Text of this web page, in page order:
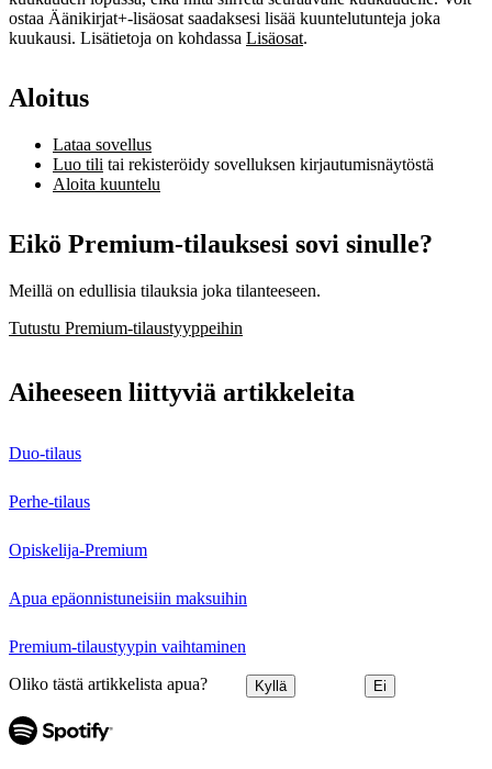
ostaa Äänikirjat+‑lisäosat saadaksesi lisää kuuntelutunteja joka
kuukausi. Lisätietoja on kohdassa Lisäosat.
Aloitus
Lataa sovellus
Luo tili tai rekisteröidy sovelluksen kirjautumisnäytöstä
Aloita kuuntelu
Eikö Premium-tilauksesi sovi sinulle?
Meillä on edullisia tilauksia joka tilanteeseen.
Tutustu Premium-tilaustyyppeihin
Aiheeseen liittyviä artikkeleita
Duo-tilaus
Perhe-tilaus
Opiskelija-Premium
Apua epäonnistuneisiin maksuihin
Premium-tilaustyypin vaihtaminen
Oliko tästä artikkelista apua? Kyllä Ei